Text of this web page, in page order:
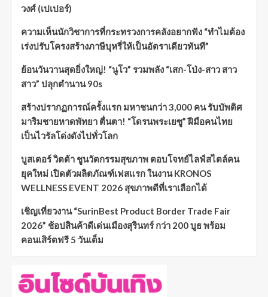
วงศ์ (เปเปอร์)
ความเห็นนักวิชาการที่กระทรวงการคลังอยากฟัง “ทำไมต้อง
เร่งปรับโครงสร้างภาษีบุหรี่ให้เป็นอัตราเดียวทันที”
ย้อนวันวานสุดยิ่งใหญ่! “นูโว” รวมพลัง “เสก-โป่ง-สาว สาว
สาว” ปลุกตำนาน 90s
สร้างปรากฏการณ์ครั้งแรก มหาชนกว่า 3,000 คน รับบัพติศ
มาริมชายหาดพัทยา ตื่นตา! “โดรนพระเยซู” ฝีมือคนไทย
เป็นไวรัลโด่งดังไปทั่วโลก
บูสเตอร์ วิตต้า ชูนวัตกรรมสุขภาพ ตอบโจทย์ไลฟ์สไตล์คน
ยุคใหม่ เปิดตัวผลิตภัณฑ์เฟสแรก ในงาน KRONOS
WELLNESS EVENT 2026 สุขภาพดีที่เราเลือกได้
เชิญเที่ยวงาน “SurinBest Product Border Trade Fair
2026” ช้อปสินค้าดีเด่นเมืองสุรินทร์ กว่า 200 บูธ พร้อม
คอนเสิร์ตฟรี 5 วันเต็ม